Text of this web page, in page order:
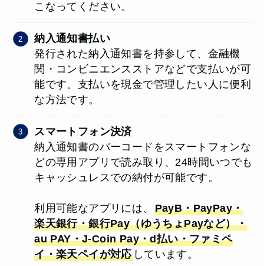
こなってください。
納入通知書払い
発行された納入通知書を持参して、金融機
関・コンビニエンスストアなどで支払いが可
能です。支払いを現金で管理したい人に便利
な方法です。
スマートフォン決済
納入通知書のバーコードをスマートフォンな
どの専用アプリで読み取り、24時間いつでも
キャッシュレスでの納付が可能です。
利用可能なアプリには、 PayB・PayPay・
楽天銀行・銀行Pay（ゆうちょPayなど）・
au PAY・J-Coin Pay・d払い・ファミペ
イ・楽天ペイが対応しています。